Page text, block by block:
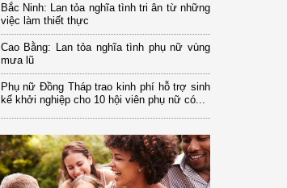
Bắc Ninh: Lan tỏa nghĩa tình tri ân từ những
việc làm thiết thực
Cao Bằng: Lan tỏa nghĩa tình phụ nữ vùng
mưa lũ
Phụ nữ Đồng Tháp trao kinh phí hỗ trợ sinh
kế khởi nghiệp cho 10 hội viên phụ nữ có...